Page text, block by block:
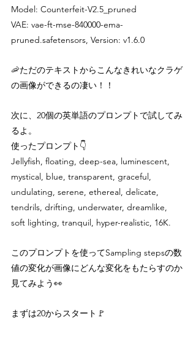
Model: Counterfeit-V2.5_pruned
VAE: vae-ft-mse-840000-ema-
pruned.safetensors, Version: v1.6.0
🦐ただのテキストからこんなきれいなクラゲ
の画像ができるの凄い！！
次に、20個の英単語のプロンプトで試してみ
るよ。
使ったプロンプト👇
Jellyfish, floating, deep-sea, luminescent,
mystical, blue, transparent, graceful,
undulating, serene, ethereal, delicate,
tendrils, drifting, underwater, dreamlike,
soft lighting, tranquil, hyper-realistic, 16K.
このプロンプトを使ってSampling stepsの数
値の変化が画像にどんな変化をもたらすのか
見てみよう👀
まずは20からスタート🚩